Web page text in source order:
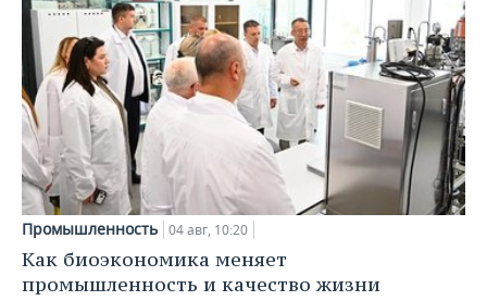
Промышленность 04 авг, 10:20
Как биоэкономика меняет
промышленность и качество жизни